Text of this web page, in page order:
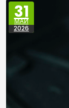
31
МАЙ
2026